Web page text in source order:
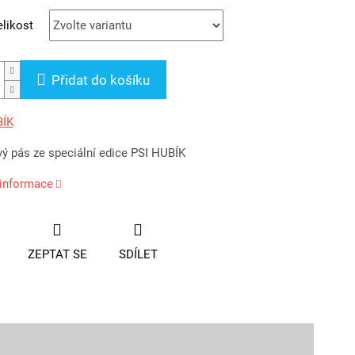
Přidat do košíku
pás ze speciální edice PSI HUBÍK
ZEPTAT SE SDÍLET